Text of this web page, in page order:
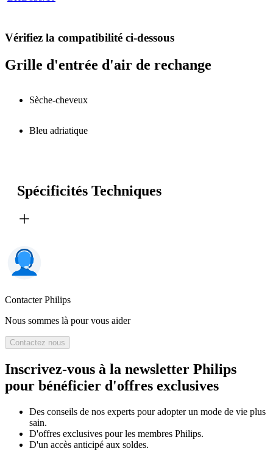
Vérifiez la compatibilité ci-dessous
Grille d'entrée d'air de rechange
Sèche-cheveux
Bleu adriatique
Spécificités Techniques
Contacter Philips
Nous sommes là pour vous aider
Contactez nous
Inscrivez-vous à la newsletter Philips
pour bénéficier d'offres exclusives
Des conseils de nos experts pour adopter un mode de vie plus
sain.
D'offres exclusives pour les membres Philips.
D'un accès anticipé aux soldes.